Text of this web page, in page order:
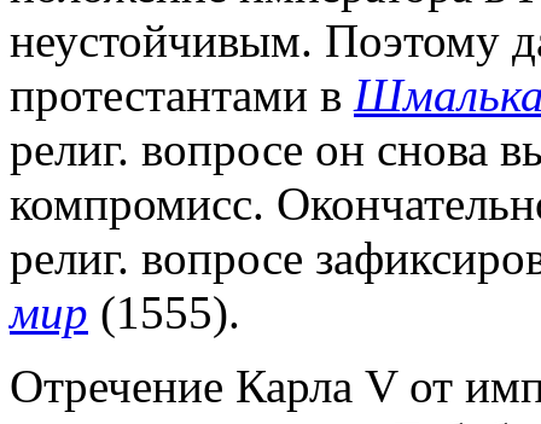
неустойчивым. Поэтому
протестантами в
религ. вопросе он снова
компромисс.
религ. вопросе
мир (1555).
Отречение Карла V от